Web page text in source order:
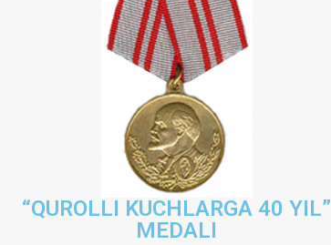
“QUROLLI KUCHLARGA 40 YIL”
MEDALI